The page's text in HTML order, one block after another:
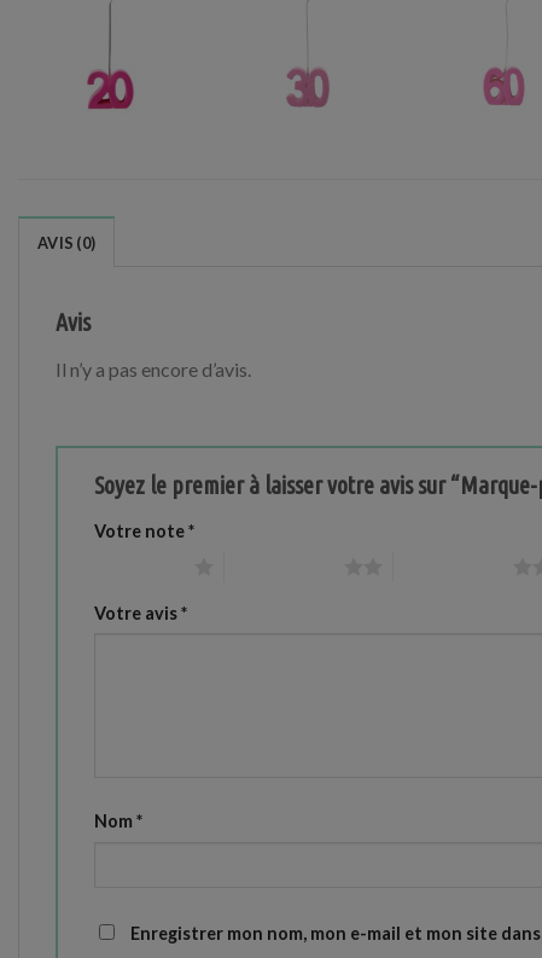
AVIS (0)
Avis
Il n’y a pas encore d’avis.
Soyez le premier à laisser votre avis sur
Votre note*
Votre avis*
Nom *
Enregistrer mon nom, mon e-mail et mon site